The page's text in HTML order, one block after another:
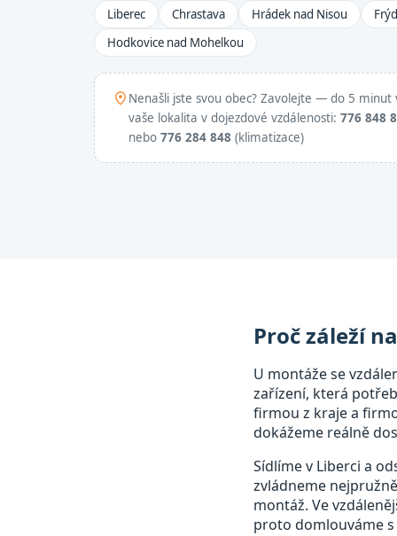
Liberec Chrastava Hrádek nad Nisou
Hodkovice nad Mohelkou
Nenašli jste svou obec? Zavolejte — do 5
vaše lokalita v dojezdové vzdálenosti: 776 848
nebo 776 284 848 (klimatizace)
Proč záleží
U montáže se
zařízení, která
firmou z kraje a
dokážeme reálně
Sídlíme v Liberci a
zvládneme
montáž. Ve
proto domlouváme